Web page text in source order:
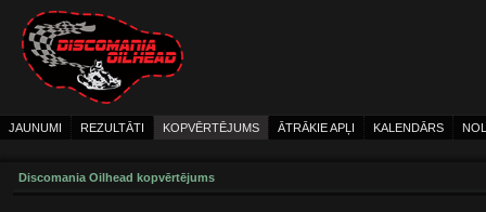
JAUNUMI REZULTĀTI KOPVĒRTĒJUMS ĀTRĀKIE APĻI KALENDĀRS
Discomania Oilhead kopvērtējums